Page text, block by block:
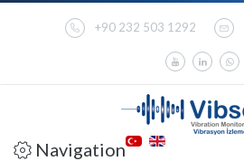
+90 232 503 1292
Navigation